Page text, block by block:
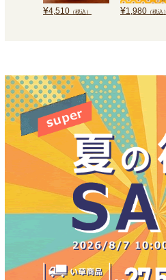
¥4,510 （税込） ¥1,980 （税込）